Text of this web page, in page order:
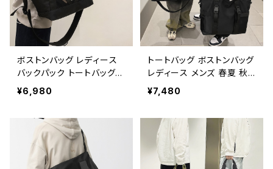
量 大きめ 旅行 通学 通勤
大学生 女の子 A4 B4 カー
キ ブラック カレッジコーデ
カジュアル デイリー デート
お出かけ K-B0095
ばん ママバッグ 大容量 大
きめ 旅行 通学 通勤 大学
生 女の子 A4 B4 アイボリ
ー イエロー ブラック カレッ
ジコーデ カジュアル デイリ
ー デート お出かけ K-B00
ボストンバッグ レディース
バックパック トートバッグ
ショルダーバッグ 春夏 秋冬
春 夏 秋 冬 黒 バッグ ショ
ーズバッグ 大容量バッグ バ
ック シンプル リュック トー
トバック ボストンバック ハ
ンドバッグ リュックサック ボ
¥6,980
トートバッグ ボストンバッグ
レディース メンズ 春夏 秋
冬 春 夏 秋 冬 黒 ユニセッ
クス ショルダーバッグ バッ
ッグ 大容量バッグ バック シ
ンプル ハンドバッグ ボスト
ンバック ボストン バック シ
ョルダー トラベル 旅行バッ
¥7,480